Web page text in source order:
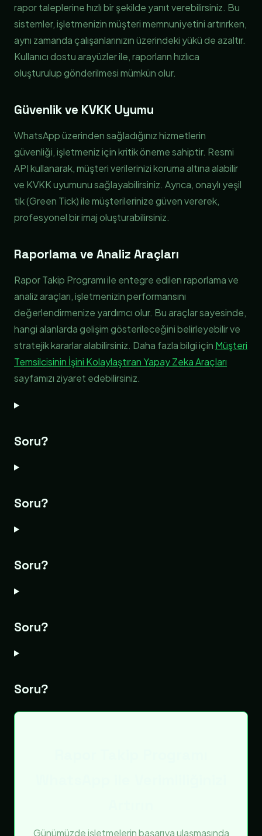
rapor taleplerine hızlı bir şekilde yanıt verebilirsiniz. Bu
sistemler, işletmenizin müşteri memnuniyetini artırırken,
aynı zamanda çalışanlarınızın üzerindeki yükü de azaltır.
Kullanıcı dostu arayüzler ile, raporların hızlıca
oluşturulup gönderilmesi mümkün olur.
Güvenlik ve KVKK Uyumu
WhatsApp üzerinden sağladığınız hizmetlerin
güvenliği, işletmeniz için kritik öneme sahiptir. Resmi
API kullanarak, müşteri verilerinizi koruma altına alabilir
ve KVKK uyumunu sağlayabilirsiniz. Ayrıca, onaylı yeşil
tik (Green Tick) ile müşterilerinize güven vererek,
profesyonel bir imaj oluşturabilirsiniz.
Raporlama ve Analiz Araçları
Rapor Takip Programı ile entegre edilen raporlama ve
analiz araçları, işletmenizin performansını
değerlendirmenize yardımcı olur. Bu araçlar sayesinde,
hangi alanlarda gelişim gösterileceğini belirleyebilir ve
stratejik kararlar alabilirsiniz. Daha fazla bilgi için Müşteri
Temsilcisinin İşini Kolaylaştıran Yapay Zeka Araçları
sayfamızı ziyaret edebilirsiniz.
Soru?
Soru?
Soru?
Soru?
Soru?
Günümüzde işletmelerin başarıya ulaşmasında